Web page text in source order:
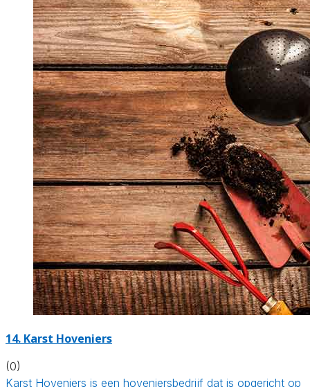
14. Karst Hoveniers
(0)
Karst Hoveniers is een hoveniersbedrijf dat is opgericht op